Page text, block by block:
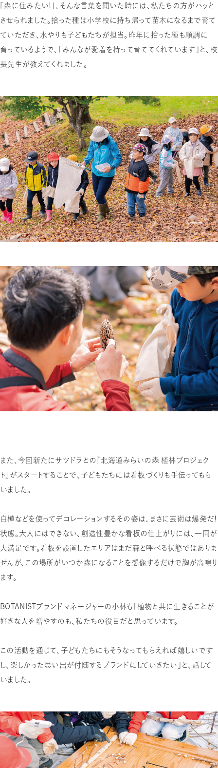
「森に住みたい！」、そんな言葉を聞いた時には、私たちの方がハッと
させられました。拾った種は小学校に持ち帰って苗木になるまで育て
ていただき、水やりも子どもたちが担当。昨年に拾った種も順調に
育っているようで、「みんなが愛着を持って育ててくれています」と、校
長先生が教えてくれました。
また、今回新たにサツドラとの『北海道みらいの森 植林プロジェク
ト』がスタートすることで、子どもたちには看板づくりも手伝ってもら
いました。
白樺などを使ってデコレーションするその姿は、まさに芸術は爆発だ！
状態。大人にはできない、創造性豊かな看板の仕上がりには、一同が
大満足です。看板を設置したエリアはまだ森と呼べる状態ではありま
せんが、この場所がいつか森になることを想像するだけで胸が高鳴り
ます。
BOTANISTブランドマネージャーの小林も「植物と共に生きることが
好きな人を増やすのも、私たちの役目だと思っています。
この活動を通じて、子どもたちにもそうなってもらえれば嬉しいです
し、楽しかった思い出が付随するブランドにしていきたい」と、話して
いました。